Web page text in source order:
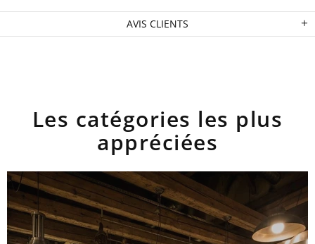
AVIS CLIENTS
Les catégories les plus
appréciées